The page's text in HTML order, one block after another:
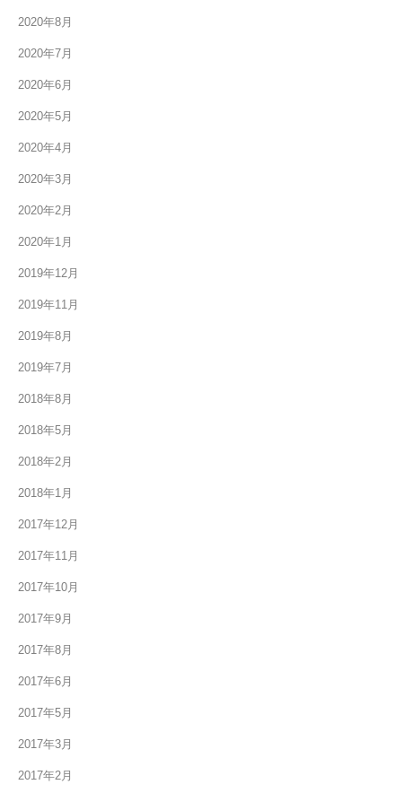
2020年8月
2020年7月
2020年6月
2020年5月
2020年4月
2020年3月
2020年2月
2020年1月
2019年12月
2019年11月
2019年8月
2019年7月
2018年8月
2018年5月
2018年2月
2018年1月
2017年12月
2017年11月
2017年10月
2017年9月
2017年8月
2017年6月
2017年5月
2017年3月
2017年2月